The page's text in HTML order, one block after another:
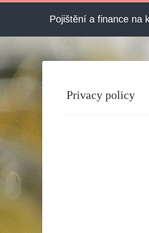
Pojištění a finance na
Privacy policy